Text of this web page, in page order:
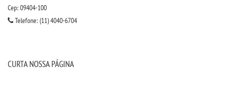
Cep: 09404-100
Telefone: (11) 4040-6704
CURTA NOSSA PÁGINA